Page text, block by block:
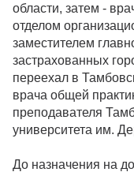
области, затем -
отделом
заместителем
застрахованных
переехал в
врача общей
преподавателя
университета им.
До назначения на